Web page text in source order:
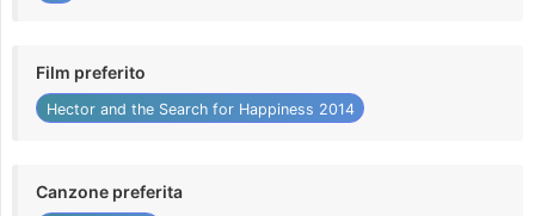
Film preferito
Hector and the Search for Happiness 2014
Canzone preferita